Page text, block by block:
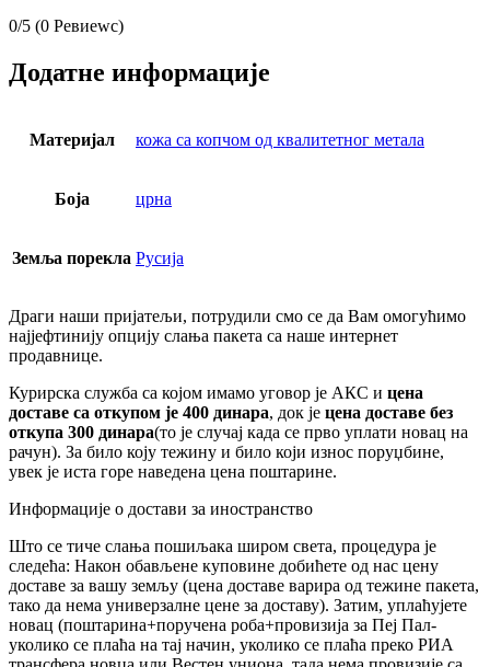
0/5 (0 Ревиеwс)
Додатне информације
Материјал кожа са копчом од квалитетног метала
Боја црна
Земља порекла Русија
Драги наши пријатељи, потрудили смо се да Вам омогућимо
најјефтинију опцију слања пакета са наше интернет
продавнице.
Курирска служба са којом имамо уговор је АКС и цена
доставе са откупом је 400 динара, док је цена доставе без
откупа 300 динара(то је случај када се прво уплати новац на
рачун). За било коју тежину и било који износ поруџбине,
увек је иста горе наведена цена поштарине.
Информације о достави за иностранство
Што се тиче слања пошиљака широм света, процедура је
следећа: Након обављене куповине добићете од нас цену
доставе за вашу земљу (цена доставе варира од тежине пакета,
тако да нема универзалне цене за доставу). Затим, уплаћујете
новац (поштарина+поручена роба+провизија за Пеј Пал-
уколико се плаћа на тај начин, уколико се плаћа преко РИА